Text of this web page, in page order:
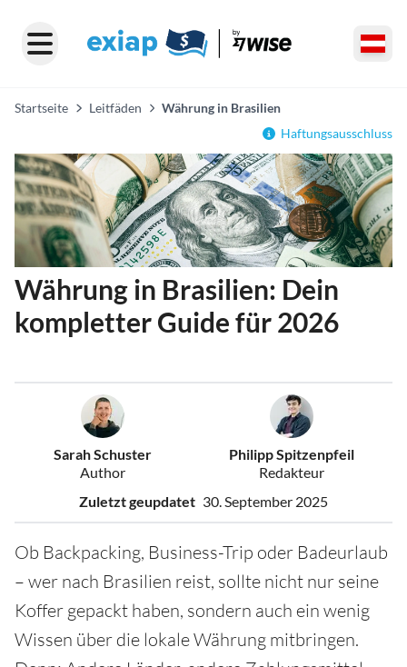
Startseite Leitfäden
Währung in Brasilien
Haftungsausschluss
Währung in Brasilien: Dein
kompletter Guide für 2026
Sarah Schuster
Author
Philipp Spitzenpfeil
Redakteur
Zuletzt geupdatet 30. September 2025
Ob Backpacking, Business-Trip oder Badeurlaub
– wer nach Brasilien reist, sollte nicht nur seine
Koffer gepackt haben, sondern auch ein wenig
Wissen über die lokale Währung mitbringen.